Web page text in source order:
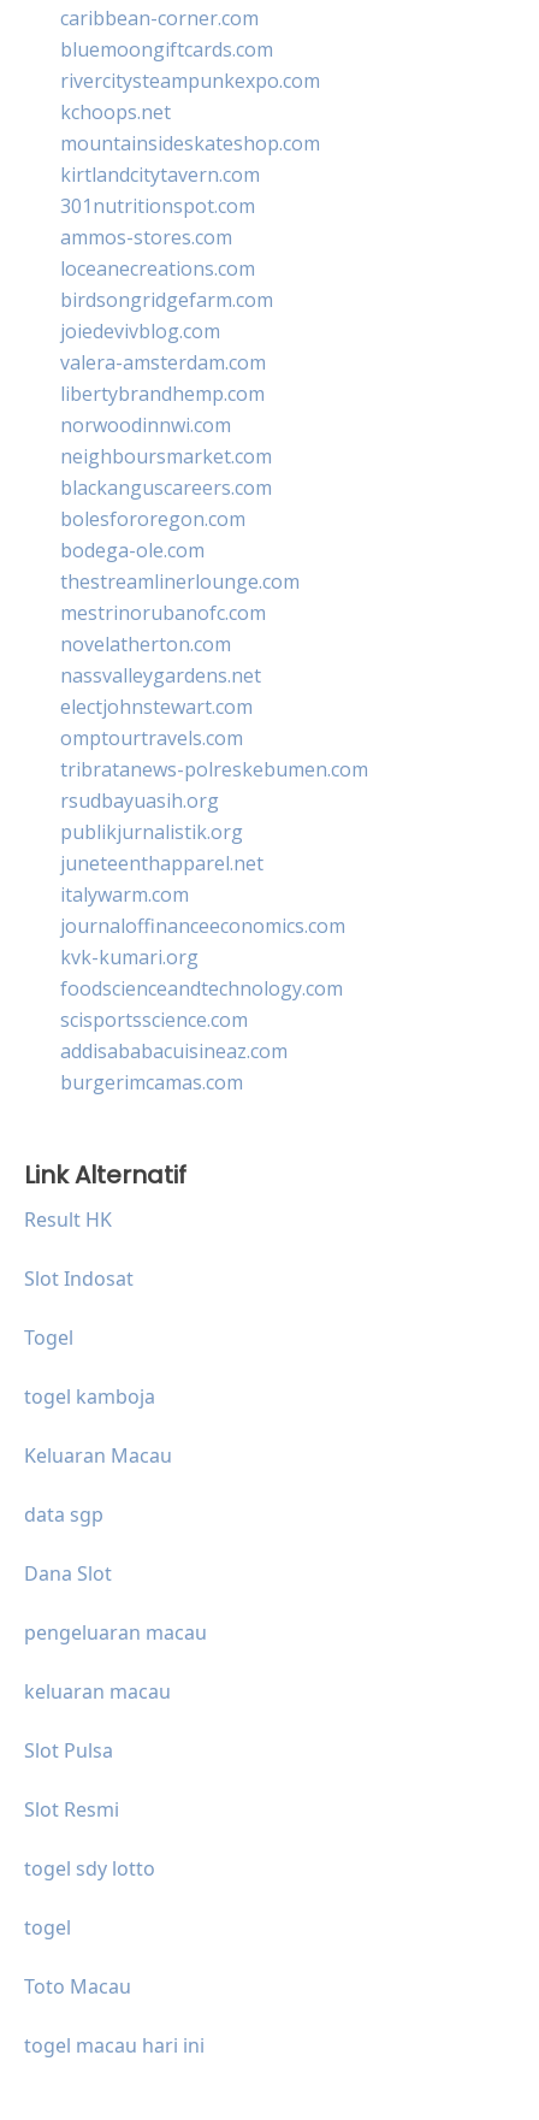
caribbean-corner.com
bluemoongiftcards.com
rivercitysteampunkexpo.com
kchoops.net
mountainsideskateshop.com
kirtlandcitytavern.com
301nutritionspot.com
ammos-stores.com
loceanecreations.com
birdsongridgefarm.com
joiedevivblog.com
valera-amsterdam.com
libertybrandhemp.com
norwoodinnwi.com
neighboursmarket.com
blackanguscareers.com
bolesfororegon.com
bodega-ole.com
thestreamlinerlounge.com
mestrinorubanofc.com
novelatherton.com
nassvalleygardens.net
electjohnstewart.com
omptourtravels.com
tribratanews-polreskebumen.com
rsudbayuasih.org
publikjurnalistik.org
juneteenthapparel.net
italywarm.com
journaloffinanceeconomics.com
kvk-kumari.org
foodscienceandtechnology.com
scisportsscience.com
addisababacuisineaz.com
burgerimcamas.com
Link Alternatif
Result HK
Slot Indosat
Togel
togel kamboja
Keluaran Macau
data sgp
Dana Slot
pengeluaran macau
keluaran macau
Slot Pulsa
Slot Resmi
togel sdy lotto
togel
Toto Macau
togel macau hari ini